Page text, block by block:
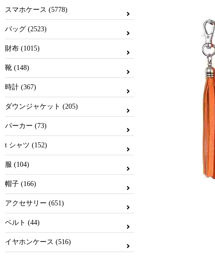
スマホケース (5778)
バッグ (2523)
財布 (1015)
靴 (148)
時計 (367)
ダウンジャケット (205)
パーカー (73)
t シャツ (152)
服 (104)
帽子 (166)
アクセサリー (651)
ベルト (44)
イヤホンケース (516)